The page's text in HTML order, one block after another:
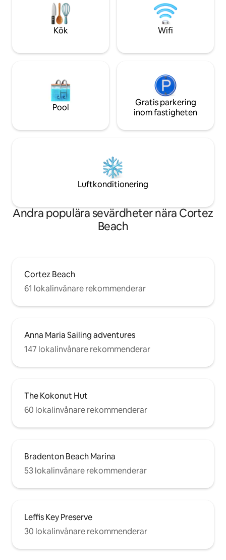
avkopplande, minnesvärd semester.
ett
Gnistrande
med
gasolgrill Bekväm
Kök Wifi
Pool
Gratis parkering
inom fastigheten
Luftkonditionering
Andra populära sevärdheter nära Cortez
Beach
Cortez Beach
61 lokalinvånare rekommenderar
Anna Maria Sailing adventures
147 lokalinvånare rekommenderar
The Kokonut Hut
60 lokalinvånare rekommenderar
Bradenton Beach Marina
53 lokalinvånare rekommenderar
Leffis Key Preserve
30 lokalinvånare rekommenderar